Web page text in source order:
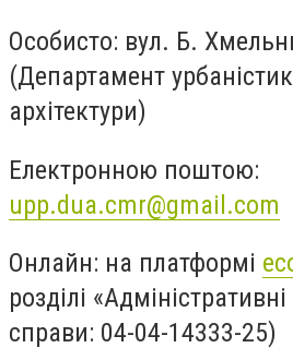
Особисто: вул. Б.
(Департамент
архітектури)
Електронною поштою:
upp.dua.cmr@gmail.com
Онлайн: на платформі
розділі
справи: 04-04-14333-25)